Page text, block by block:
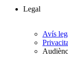
Legal
Avís